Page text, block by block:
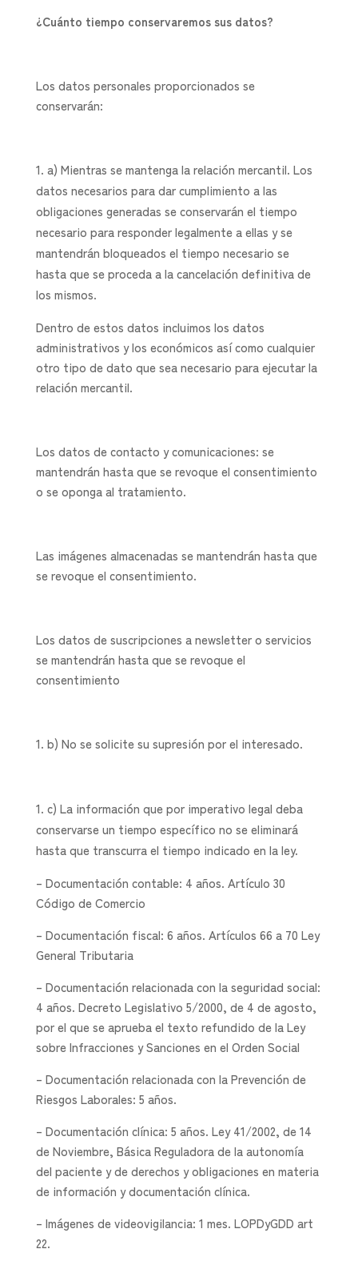
¿Cuánto tiempo conservaremos sus datos?
Los datos personales proporcionados se
conservarán:
a) Mientras se mantenga la relación mercantil. Los
datos necesarios para dar cumplimiento a las
obligaciones generadas se conservarán el tiempo
necesario para responder legalmente a ellas y se
mantendrán bloqueados el tiempo necesario se
hasta que se proceda a la cancelación definitiva de
los mismos.
Dentro de estos datos incluimos los datos
administrativos y los económicos así como cualquier
otro tipo de dato que sea necesario para ejecutar la
relación mercantil.
Los datos de contacto y comunicaciones: se
mantendrán hasta que se revoque el consentimiento
o se oponga al tratamiento.
Las imágenes almacenadas se mantendrán hasta que
se revoque el consentimiento.
Los datos de suscripciones a newsletter o servicios
se mantendrán hasta que se revoque el
consentimiento
b) No se solicite su supresión por el interesado.
c) La información que por imperativo legal deba
conservarse un tiempo específico no se eliminará
hasta que transcurra el tiempo indicado en la ley.
– Documentación contable: 4 años. Artículo 30
Código de Comercio
– Documentación fiscal: 6 años. Artículos 66 a 70 Ley
General Tributaria
– Documentación relacionada con la seguridad social:
4 años. Decreto Legislativo 5/2000, de 4 de agosto,
por el que se aprueba el texto refundido de la Ley
sobre Infracciones y Sanciones en el Orden Social
– Documentación relacionada con la Prevención de
Riesgos Laborales: 5 años.
– Documentación clínica: 5 años. Ley 41/2002, de 14
de Noviembre, Básica Reguladora de la autonomía
del paciente y de derechos y obligaciones en materia
de información y documentación clínica.
– Imágenes de videovigilancia: 1 mes. LOPDyGDD art
22.